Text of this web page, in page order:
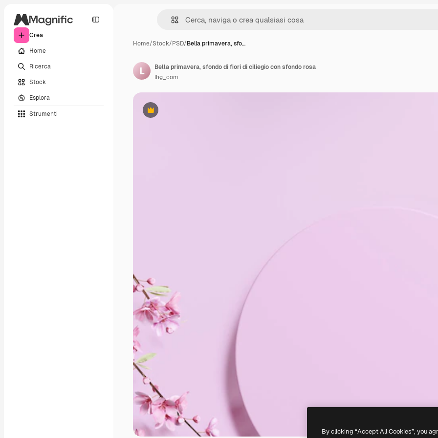
Crea
Home
Ricerca
Stock
Esplora
Strumenti
Home/Stock/PSD/Bella primavera, sfo…
Premium
Bella primavera, sfondo di fiori di ciliegio con sfondo rosa
lhg_com
By clicking “Accept All Cookies”, you